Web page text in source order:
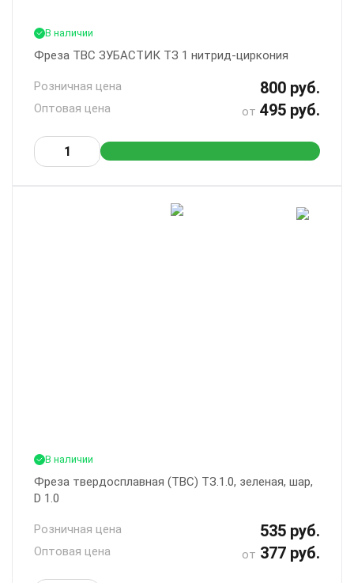
В наличии
Фреза ТВС ЗУБАСТИК ТЗ 1 нитрид-циркония
Розничная цена 800 руб.
Оптовая цена от 495 руб.
В наличии
Фреза твердосплавная (ТВС) ТЗ.1.0, зеленая, шар,
D 1.0
Розничная цена 535 руб.
Оптовая цена от 377 руб.